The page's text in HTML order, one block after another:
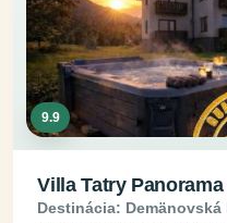
9.9
Villa Tatry
Destinácia: Demänovská